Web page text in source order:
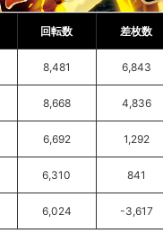
回転数 差枚数
8,481 6,843
8,668 4,836
6,692 1,292
6,310 841
6,024 -3,617